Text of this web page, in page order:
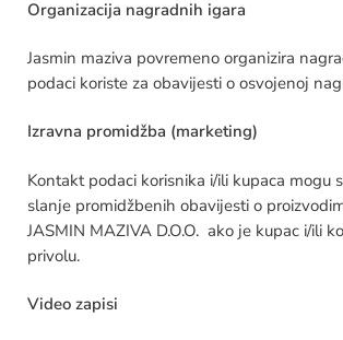
Organizacija nagradnih igara
Jasmin maziva povremeno organizira
podaci koriste za obavijesti o osvojenoj
Izravna promidžba (marketing)
Kontakt podaci korisnika i/ili kupaca mogu
slanje promidžbenih obavijesti o
JASMIN MAZIVA D.O.O. ako je kupac i/ili
privolu.
Video zapisi